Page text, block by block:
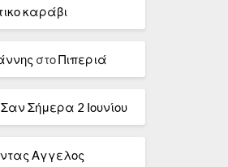
καράβι
στοΠιπεριά
Σαν Σήμερα 2 Ιουνίου
Αγγελος